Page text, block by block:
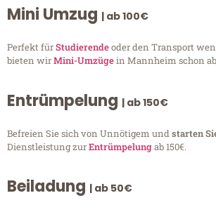
Mini Umzug | ab 100€
Perfekt fürStudierendeoder den Transport
bieten wirMini-Umzügein Mannheim schon ab
Entrümpelung | ab 150€
Befreien Sie sich von Unnötigem undstarten
Dienstleistung zurEntrümpelungab 150€.
Beiladung | ab 50€